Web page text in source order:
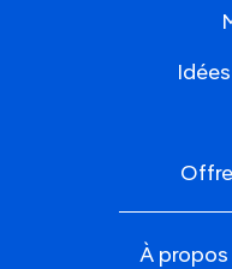
À